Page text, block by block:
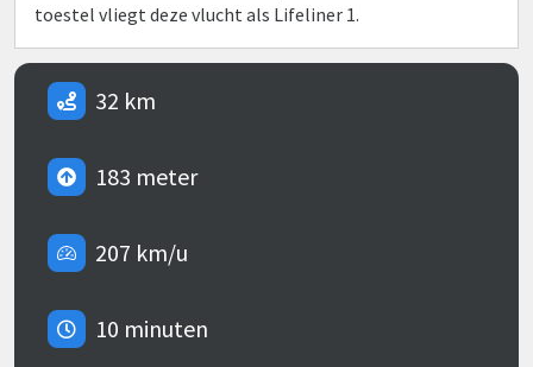
toestel vliegt deze vlucht als Lifeliner 1.
32 km
183 meter
207 km/u
10 minuten